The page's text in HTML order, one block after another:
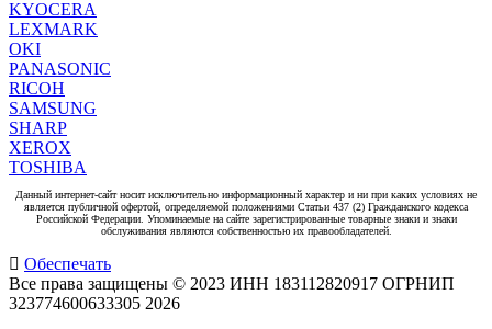
KYOCERA
LEXMARK
OKI
PANASONIC
RICOH
SAMSUNG
SHARP
XEROX
TOSHIBA
Данный интернет-сайт носит исключительно информационный характер и ни при каких условиях не
является публичной офертой, определяемой положениями Статьи 437 (2) Гражданского кодекса
Российской Федерации. Упоминаемые на сайте зарегистрированные товарные знаки и знаки
обслуживания являются собственностью их правообладателей.
Обеспечать
Все права защищены © 2023 ИНН 183112820917 ОГРНИП
323774600633305 2026